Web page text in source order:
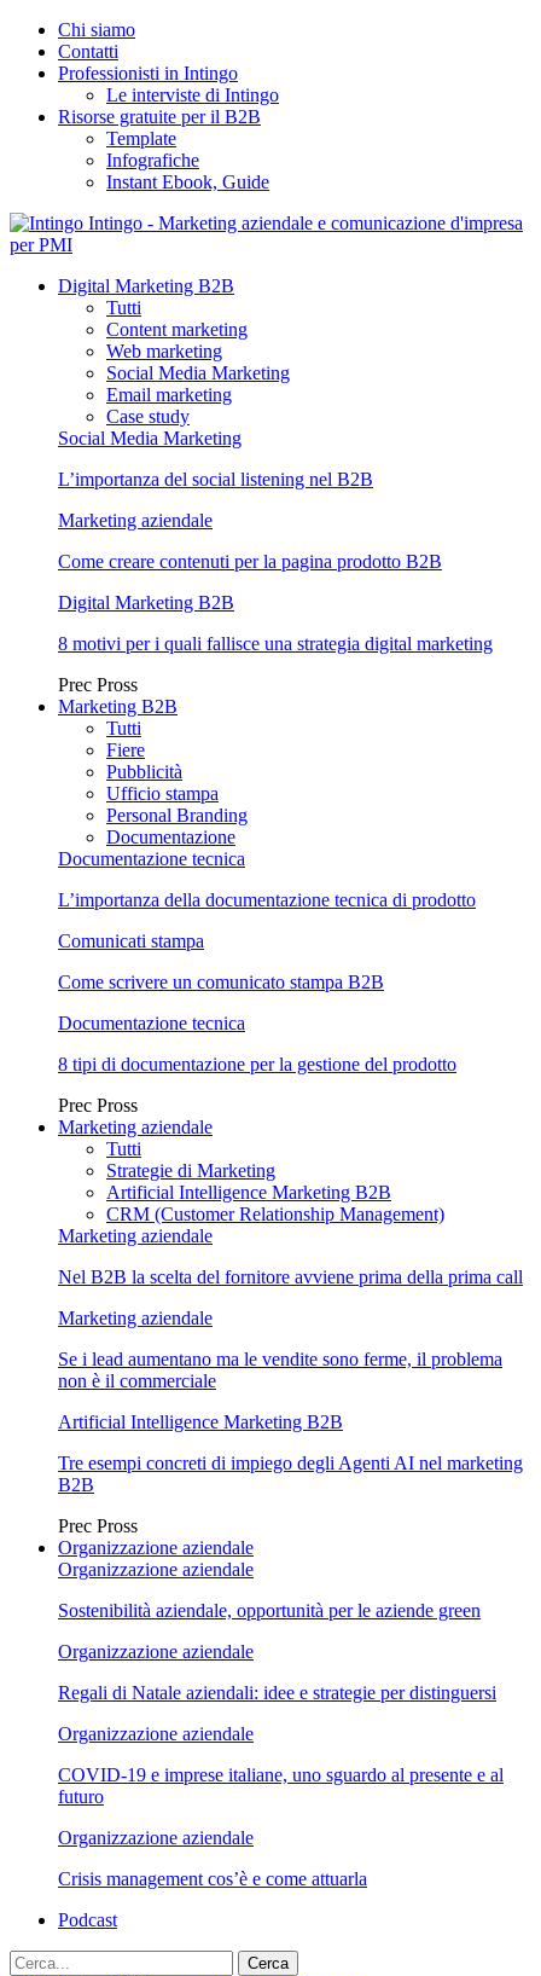
Chi siamo
Contatti
Professionisti in Intingo
Le interviste di Intingo
Risorse gratuite per il B2B
Template
Infografiche
Instant Ebook, Guide
Intingo - Marketing aziendale e comunicazione d'impresa
per PMI
Digital Marketing B2B
Tutti
Content marketing
Web marketing
Social Media Marketing
Email marketing
Case study
Social Media Marketing
L’importanza del social listening nel B2B
Marketing aziendale
Come creare contenuti per la pagina prodotto B2B
Digital Marketing B2B
8 motivi per i quali fallisce una strategia digital marketing
Prec Pross
Marketing B2B
Tutti
Fiere
Pubblicità
Ufficio stampa
Personal Branding
Documentazione
Documentazione tecnica
L’importanza della documentazione tecnica di prodotto
Comunicati stampa
Come scrivere un comunicato stampa B2B
Documentazione tecnica
8 tipi di documentazione per la gestione del prodotto
Prec Pross
Marketing aziendale
Tutti
Strategie di Marketing
Artificial Intelligence Marketing B2B
CRM (Customer Relationship Management)
Marketing aziendale
Nel B2B la scelta del fornitore avviene prima della prima call
Marketing aziendale
Se i lead aumentano ma le vendite sono ferme, il problema
non è il commerciale
Artificial Intelligence Marketing B2B
Tre esempi concreti di impiego degli Agenti AI nel marketing
B2B
Prec Pross
Organizzazione aziendale
Organizzazione aziendale
Sostenibilità aziendale, opportunità per le aziende green
Organizzazione aziendale
Regali di Natale aziendali: idee e strategie per distinguersi
Organizzazione aziendale
COVID-19 e imprese italiane, uno sguardo al presente e al
futuro
Organizzazione aziendale
Crisis management cos’è e come attuarla
Podcast